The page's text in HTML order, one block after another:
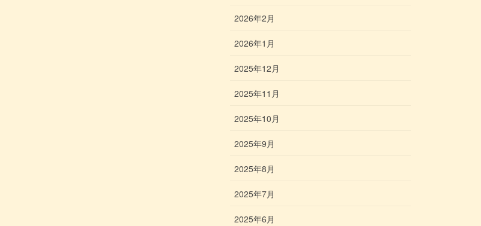
2026年2月
2026年1月
2025年12月
2025年11月
2025年10月
2025年9月
2025年8月
2025年7月
2025年6月